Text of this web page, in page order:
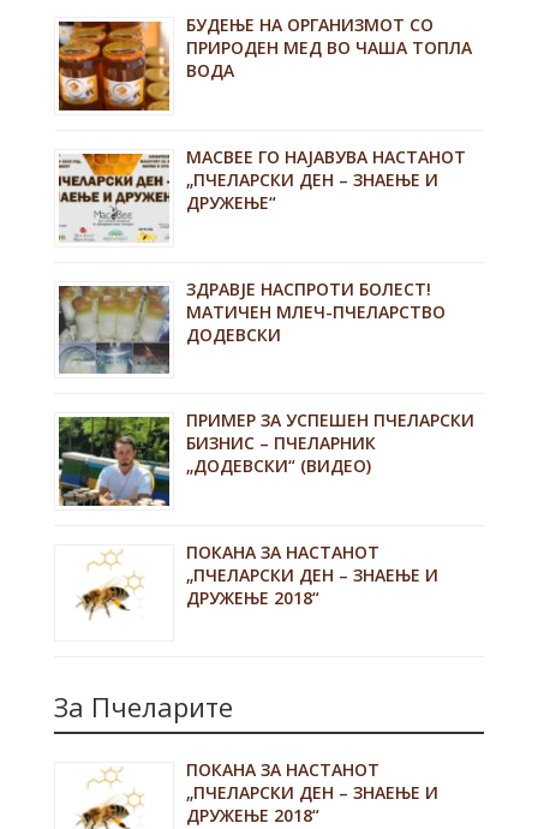
БУДЕЊЕ НА ОРГАНИЗМОТ СО
ПРИРОДЕН МЕД ВО ЧАША ТОПЛА
ВОДА
MACBEE ГО НАЈАВУВА НАСТАНОТ
„ПЧЕЛАРСКИ ДЕН – ЗНАЕЊЕ И
ДРУЖЕЊЕ“
ЗДРАВЈЕ НАСПРОТИ БОЛЕСТ!
МАТИЧЕН МЛЕЧ-ПЧЕЛАРСТВО
ДОДЕВСКИ
ПРИМЕР ЗА УСПЕШЕН ПЧЕЛАРСКИ
БИЗНИС – ПЧЕЛАРНИК
„ДОДЕВСКИ“ (ВИДЕО)
ПОКАНА ЗА НАСТАНОТ
„ПЧЕЛАРСКИ ДЕН – ЗНАЕЊЕ И
ДРУЖЕЊЕ 2018“
За Пчеларите
ПОКАНА ЗА НАСТАНОТ
„ПЧЕЛАРСКИ ДЕН – ЗНАЕЊЕ И
ДРУЖЕЊЕ 2018“